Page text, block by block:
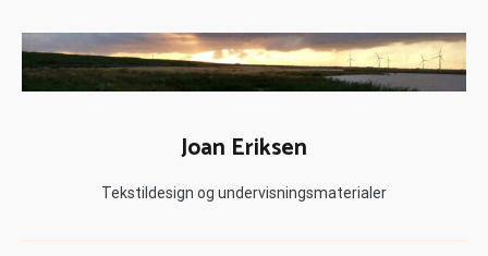
Joan Eriksen
Tekstildesign og undervisningsmaterialer